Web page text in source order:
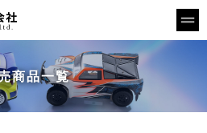
商品一覧